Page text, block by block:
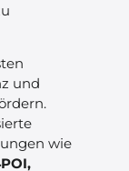
und
wie